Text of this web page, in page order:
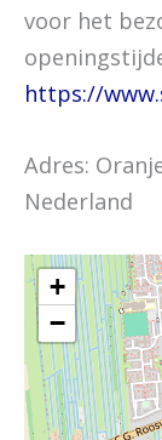
voor het
https://
Adres:
Nederland
+
−